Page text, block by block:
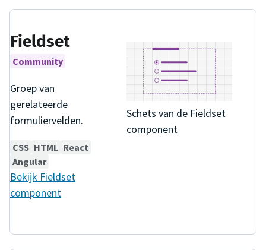
Schets van de Fieldset
component
Fieldset
Community
Groep van
gerelateerde
formuliervelden.
CSS HTML React
Angular
Bekijk Fieldset
component